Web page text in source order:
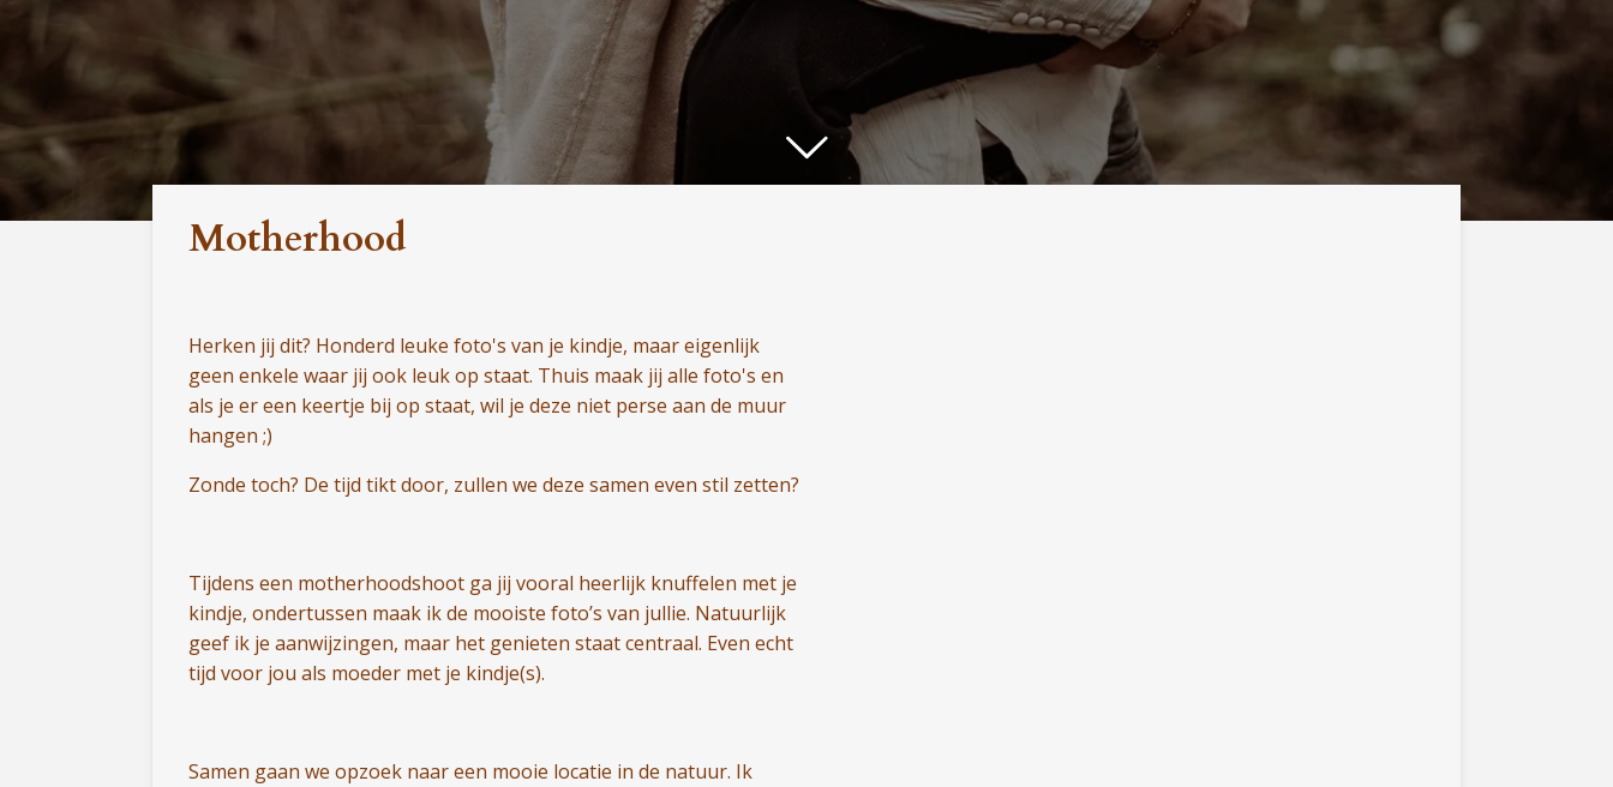
Motherhood
Herken jij dit? Honderd leuke foto's van je kindje, maar eigenlijk
geen enkele waar jij ook leuk op staat. Thuis maak jij alle foto's en
als je er een keertje bij op staat, wil je deze niet perse aan de muur
hangen ;)
Zonde toch? De tijd tikt door, zullen we deze samen even stil zetten?
Tijdens een motherhoodshoot ga jij vooral heerlijk knuffelen met je
kindje, ondertussen maak ik de mooiste foto’s van jullie. Natuurlijk
geef ik je aanwijzingen, maar het genieten staat centraal. Even echt
tijd voor jou als moeder met je kindje(s).
Samen gaan we opzoek naar een mooie locatie in de natuur. Ik